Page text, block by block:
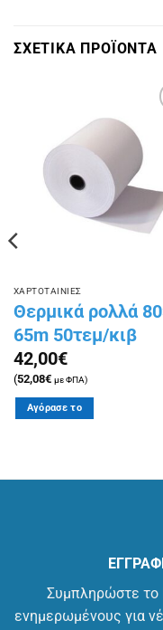
ΣΧΕΤΙΚΑ ΠΡΟΪΟΝΤΑ
ΧΑΡΤΟΤΑΙΝΙΕΣ
Θερμικά ρολλά
65m 50τεμ/κιβ
42,00€
(52,08€ με ΦΠΑ)
Αγόρασε το
Συμπληρώστε το
ενημερωμένους για